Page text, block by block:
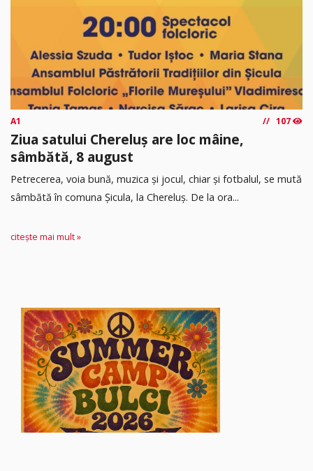
A1 107
Ziua satului Chereluș are loc mâine,
sâmbătă, 8 august
Petrecerea, voia bună, muzica și jocul, chiar și fotbalul, se mută
sâmbătă în comuna Șicula, la Chereluș. De la ora...
citește mai mult »